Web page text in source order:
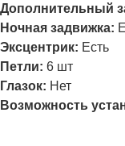
Дополнительный
Ночная задвижка:
Эксцентрик: Есть
Петли: 6 шт
Глазок: Нет
Возможность